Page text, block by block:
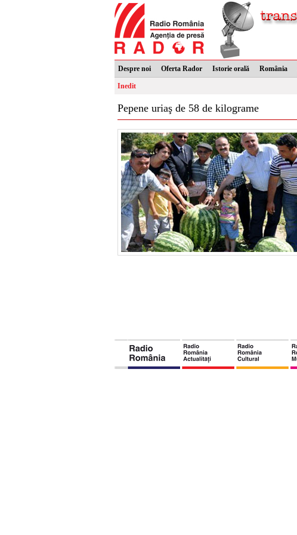
Despre noi Oferta Rador Istorie orală România
Inedit
Pepene uriaş de 58 de kilograme